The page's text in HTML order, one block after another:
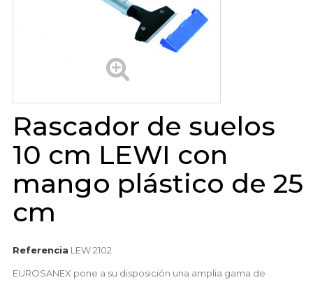
Rascador de suelos
10 cm LEWI con
mango plástico de 25
cm
Referencia LEW 2102
EUROSANEX pone a su disposición una amplia gama de